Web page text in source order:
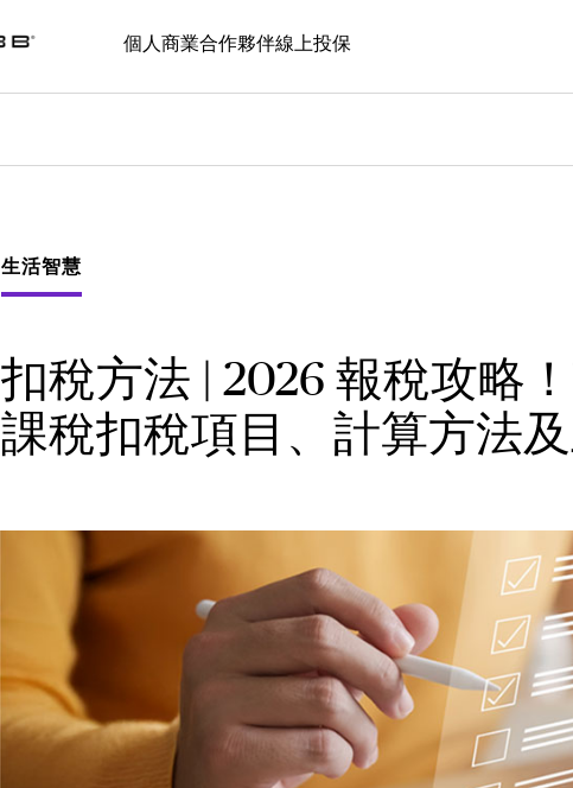
個人 商業合作夥伴線上投保
生活智慧
扣稅方法 | 2026 報稅攻略
課稅扣稅項目、計算方法及